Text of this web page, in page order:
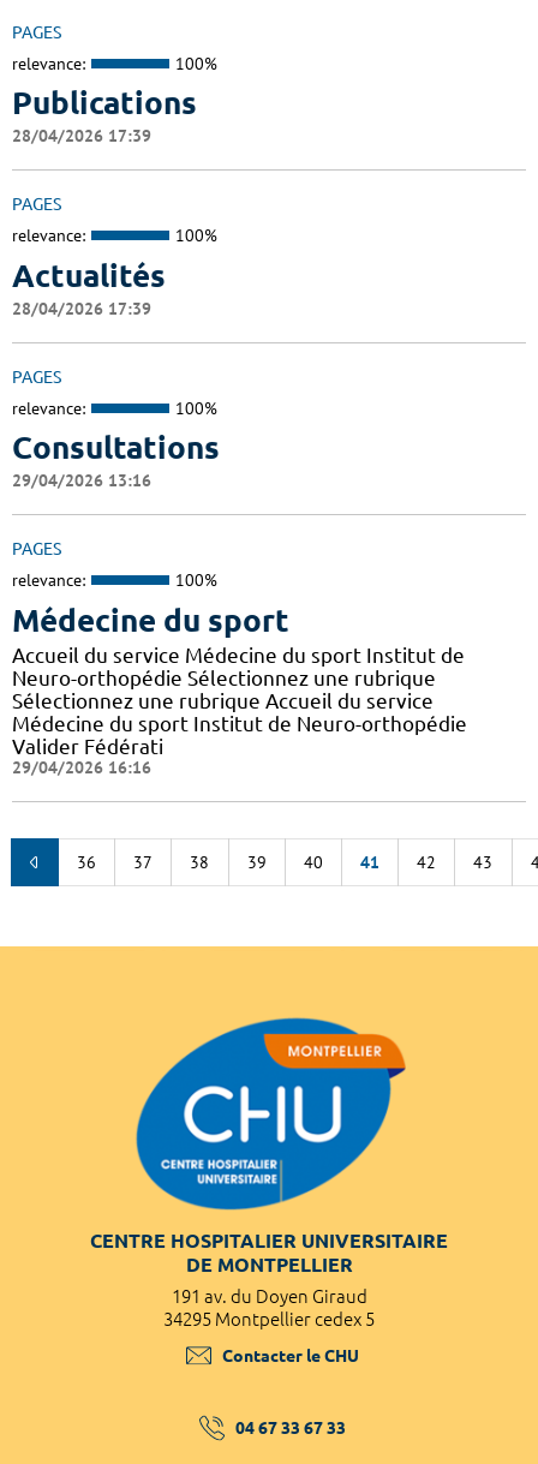
PAGES
relevance: 100%
Publications
28/04/2026 17:39
PAGES
relevance: 100%
Actualités
28/04/2026 17:39
PAGES
relevance: 100%
Consultations
29/04/2026 13:16
PAGES
relevance: 100%
Médecine du sport
Accueil du service Médecine du sport Institut de
Neuro-orthopédie Sélectionnez une rubrique
Sélectionnez une rubrique Accueil du service
Médecine du sport Institut de Neuro-orthopédie
Valider Fédérati
29/04/2026 16:16
36 37 38 39 40 41 42 43
CENTRE HOSPITALIER UNIVERSITAIRE
DE MONTPELLIER
191 av. du Doyen Giraud
34295 Montpellier cedex 5
Contacter le CHU
04 67 33 67 33